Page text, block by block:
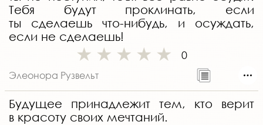
Тебя будут проклинать, если
ты сделаешь что-нибудь, и осуждать,
если не сделаешь!
0
Элеонора Рузвельт
Будущее принадлежит тем, кто верит
в красоту своих мечтаний.